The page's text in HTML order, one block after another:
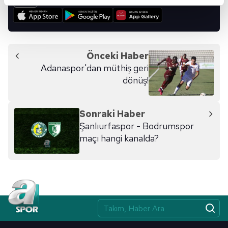
kalemimiz olduğunu sizlere hatırlatmak isteriz.
takdirde, kullanıcılara hedefli reklamlar
Sizlere daha iyi bir hizmet sunabilmek için İnternet
Sitemizde kendimize ve üçüncü kişilere ait çerezler
kullanılmaktadır. Bu çerezler vasıtasıyla çeşitli kişisel
verileriniz işlenmekte olup gerekli olan çerezler bilgi
toplumu hizmetlerinin sunulması amacıyla
kullanılmaktadır. Diğer çerezler, sitemizin daha işlevsel
sınırlı olarak açık rızanız dahilinde kullanılacaktır.
Çerezlere ilişkin tercihlerinizi aşağıda yer alan panel
vasıtasıyla belirleyebilirsiniz. Çerezlere ilişkin detaylı bilgi
Önceki Haber
Adanaspor'dan müthiş geri
dönüş!
Sonraki Haber
Şanlıurfaspor - Bodrumspor
maçı hangi kanalda?